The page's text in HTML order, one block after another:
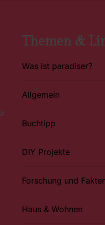
Themen &
Was ist paradiser?
Allgemein
Buchtipp
DIY Projekte
Forschung und
Haus & Wohnen